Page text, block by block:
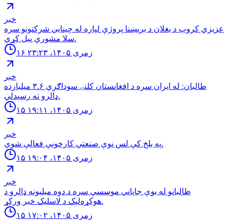
خبر
عزيزي كروپ د بغلان د برېښنا پروژې لپاره له چينايي شركتونو سره
سلا مشورې پيل كړې.
۱۶ زمری ۱۴۰۵، ۲۳:۲۳
خبر
طالبان: له ايران سره د افغانستان كلنۍ سوداګري ۳.۶ ميليارده
ډالرو ته رسېدلي.
۱۵ زمری ۱۴۰۵، ۱۹:۱۱
خبر
په بلخ كې لس نوې صنعتي كارخونې فعالې شوې.
۱۵ زمری ۱۴۰۵، ۱۹:۰۴
خبر
طالبانو له یوې جاپاني موسسې سره د دوه میلیونه ډالرو د
هوکړه‌لیک د لاسلیک خبر ورکړ.
۱۵ زمری ۱۴۰۵، ۱۷:۰۲